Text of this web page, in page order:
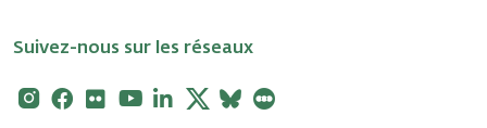
Suivez-nous sur les réseaux
Instagram
Facebook
FlickrYoutubeLinkedin
X Bluesky